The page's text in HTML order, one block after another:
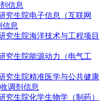
信息
究生院电子信息（互联网
信息
究生院海洋技术与工程项目
究生院能源动力（电气工
究生院精准医学与公共健康
调剂信息
究生院化学生物学（制药）